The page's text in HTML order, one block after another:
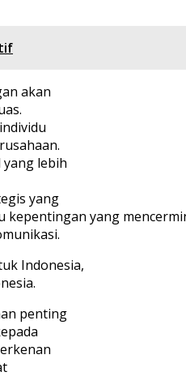
akan
lebih
yang
yang
Indonesia,
penting